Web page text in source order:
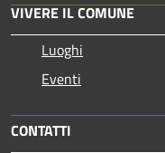
VIVERE IL COMUNE
Luoghi
Eventi
CONTATTI